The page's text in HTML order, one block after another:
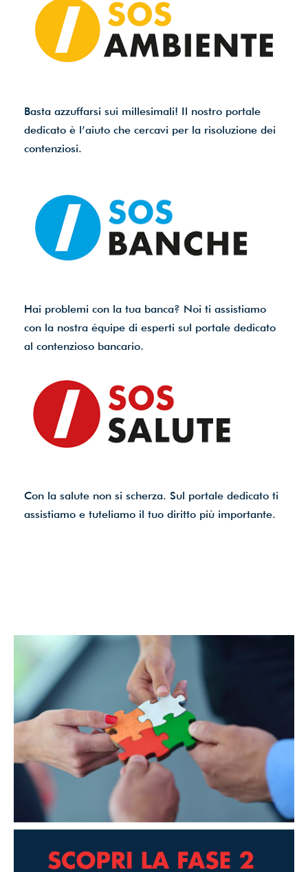
Basta azzuffarsi sui millesimali! Il nostro portale
dedicato è l’aiuto che cercavi per la risoluzione dei
contenziosi.
Hai problemi con la tua banca? Noi ti assistiamo
con la nostra équipe di esperti sul portale dedicato
al contenzioso bancario.
Con la salute non si scherza. Sul portale dedicato ti
assistiamo e tuteliamo il tuo diritto più importante.